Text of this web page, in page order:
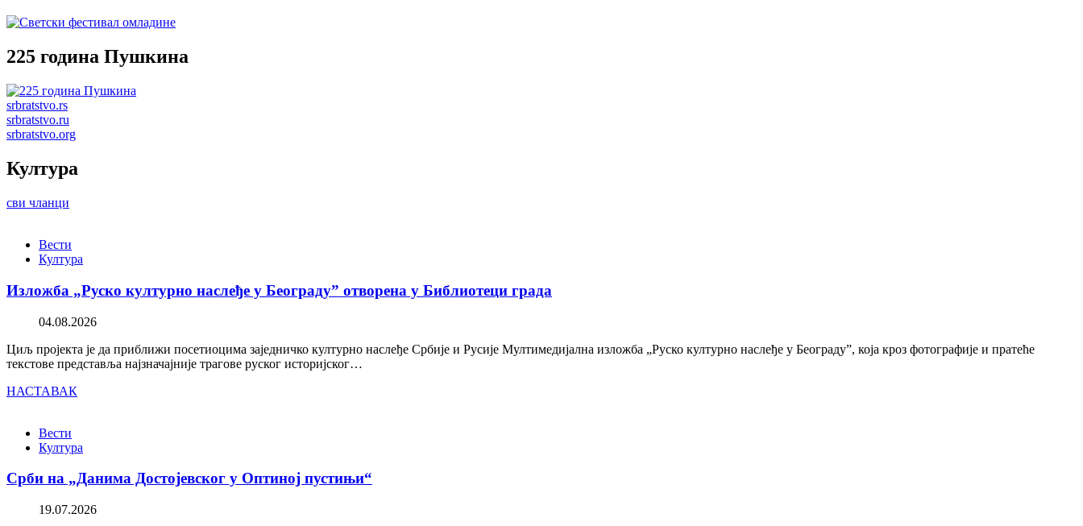
225 година Пушкина
srbratstvo.rs
srbratstvo.ru
srbratstvo.org
Култура
сви чланци
Вести
Култура
Изложба „Руско културно наслеђе у Београду” отворена у Библиотеци града
04.08.2026
Циљ пројекта је да приближи посетиоцима заједничко културно наслеђе Србије и Русије Мултимедијална изложба „Руско културно наслеђе у Београду”, која кроз фотографије и пратеће
текстове представља најзначајније трагове руског историјског…
НАСТАВАК
Вести
Култура
Срби на „Данима Достојевског у Оптиној пустињи“
19.07.2026